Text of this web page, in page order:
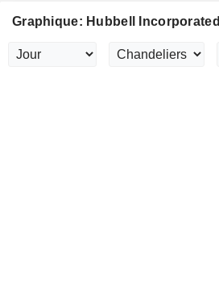
Graphique: Hubbell Incorporated